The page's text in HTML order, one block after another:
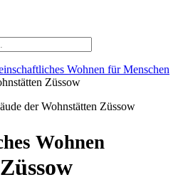
Wohnen für Menschen
Züssow
Wohnen